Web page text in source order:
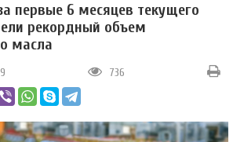
первые 6 месяцев текущего
рекордный объем
масла
736